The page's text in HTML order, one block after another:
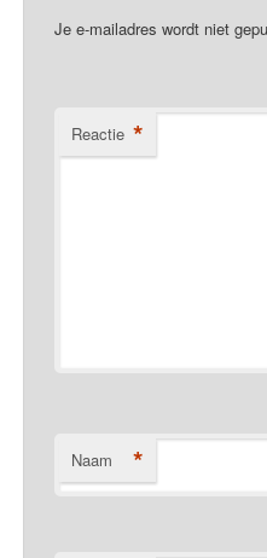
Je e-mailadres wordt niet
Reactie *
Naam *